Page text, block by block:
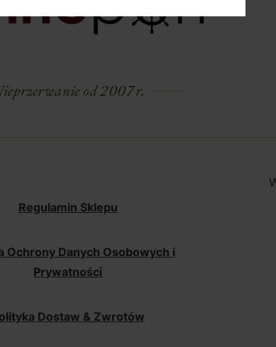
od 2007 r.
Regulamin Sklepu
Ochrony Danych Osobowych i
Prywatności
Dostaw & Zwrotów